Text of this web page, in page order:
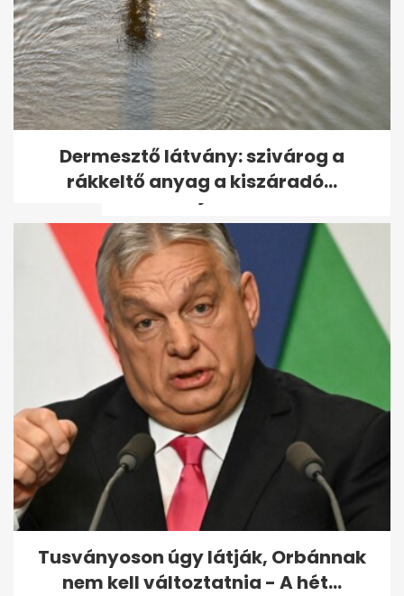
Német hírszerzőfőnök: ezeket
az európai országokat
támadhatja...
Megerősítette az OMV: az
oroszok elzárták a gázcsapot
Ausztria...
Dermesztő látvány: szivárog a
rákkeltő anyag a kiszáradó...
Tusványoson úgy látják, Orbánnak
nem kell változtatnia - A hét...